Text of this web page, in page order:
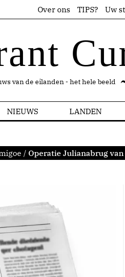
Over ons TIPS? Uw
van de eilanden - het hele beeld
NIEUWS LANDEN
/ Operatie Julianabrug